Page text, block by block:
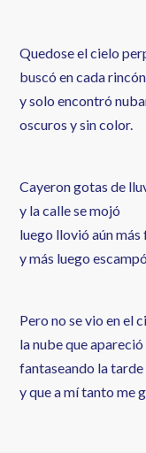
Quedose el cielo
buscó en cada rincón
y solo encontró
oscuros y sin color.
Cayeron gotas de
y la calle se mojó
luego llovió aún más
y más luego
Pero no se vio en el
la nube que apareció
fantaseando la tarde
y que a mí tanto me